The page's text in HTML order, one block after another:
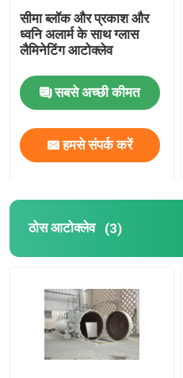
सीमा ब्लॉक और प्रकाश और
ध्वनि अलार्म के साथ ग्लास
लैमिनेटिंग आटोक्लेव
सबसे अच्छी कीमत
हमसे संपर्क करें
ठोस आटोक्लेव (3)